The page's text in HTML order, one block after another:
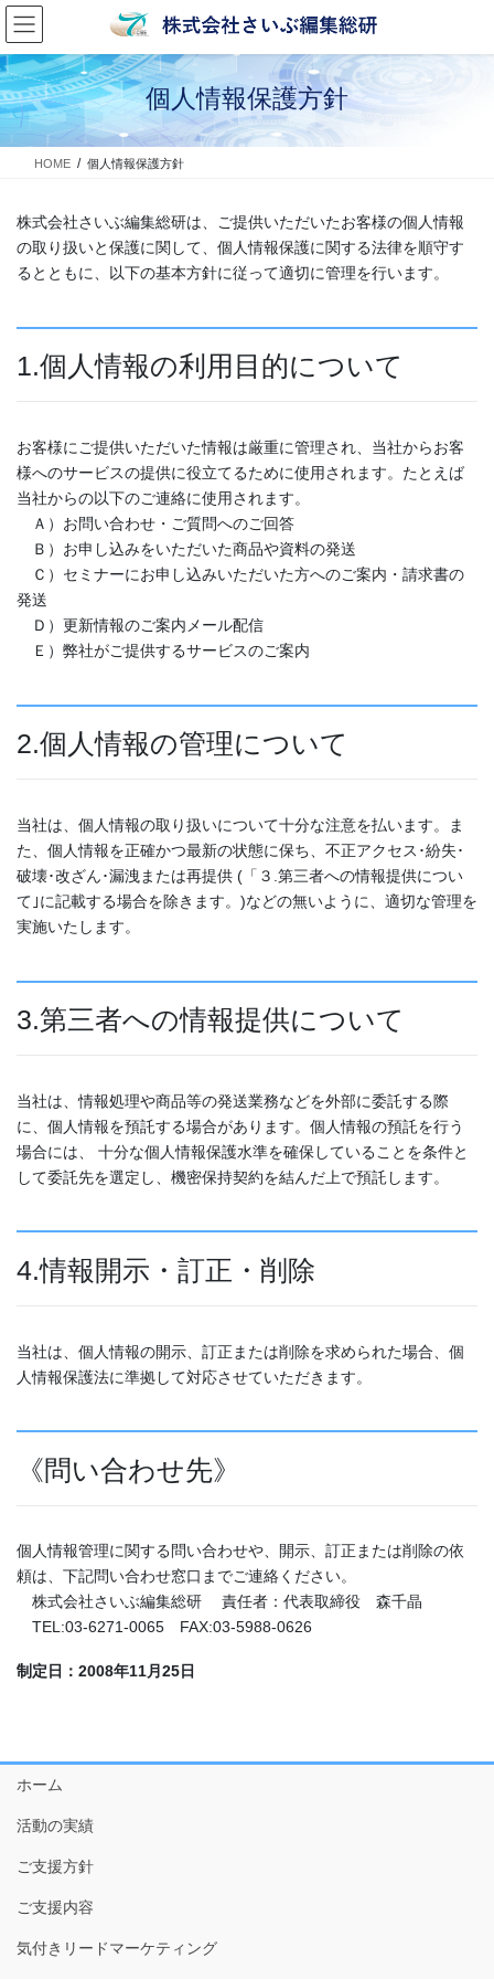
コ
ン
テ
ン
ツ
ス
ナ
ビ
ゲ
ー
シ
ン
個人情報保護方針
HOME 個人情報保護方針
株式会社さいぶ編集総研は、ご提供いただいたお客様の個人情報
の取り扱いと保護に関して、個人情報保護に関する法律を順守す
るとともに、以下の基本方針に従って適切に管理を行います。
1.個人情報の利用目的について
お客様にご提供いただいた情報は厳重に管理され、当社からお客
様へのサービスの提供に役立てるために使用されます。たとえば
当社からの以下のご連絡に使用されます。
Ａ）お問い合わせ・ご質問へのご回答
Ｂ）お申し込みをいただいた商品や資料の発送
Ｃ）セミナーにお申し込みいただいた方へのご案内・請求書の
発送
Ｄ）更新情報のご案内メール配信
Ｅ）弊社がご提供するサービスのご案内
2.個人情報の管理について
当社は、個人情報の取り扱いについて十分な注意を払います。ま
た、個人情報を正確かつ最新の状態に保ち、不正アクセス･紛失･
破壊･改ざん･漏洩または再提供 (「３.第三者への情報提供につい
て｣に記載する場合を除きます。)などの無いように、適切な管理を
実施いたします。
3.第三者への情報提供について
当社は、情報処理や商品等の発送業務などを外部に委託する際
に、個人情報を預託する場合があります。個人情報の預託を行う
場合には、 十分な個人情報保護水準を確保していることを条件と
して委託先を選定し、機密保持契約を結んだ上で預託します。
4.情報開示・訂正・削除
当社は、個人情報の開示、訂正または削除を求められた場合、個
人情報保護法に準拠して対応させていただきます。
《問い合わせ先》
個人情報管理に関する問い合わせや、開示、訂正または削除の依
頼は、下記問い合わせ窓口までご連絡ください。
株式会社さいぶ編集総研 責任者：代表取締役 森千晶
TEL:03-6271-0065 FAX:03-5988-0626
制定日：2008年11月25日
ホーム
活動の実績
ご支援方針
ご支援内容
気付きリードマーケティング